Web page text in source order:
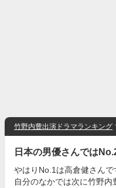
竹野内豊出演ドラマランキング
日本の男優さんでは
やはりNo.1は高倉健さんで
自分のなかでは次に竹野内